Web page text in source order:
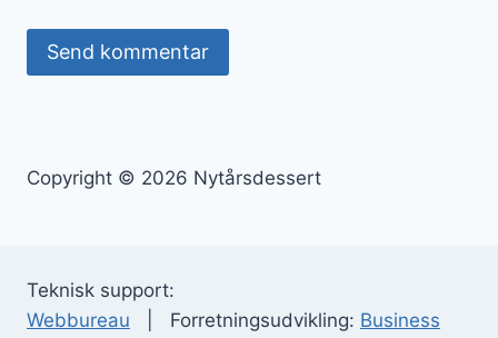
Copyright © 2026 Nytårsdessert
Teknisk support:
Webbureau | Forretningsudvikling: Business